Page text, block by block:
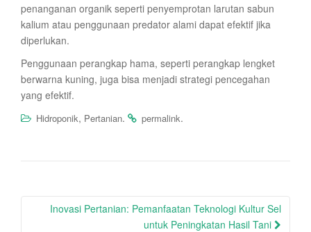
penanganan organik seperti penyemprotan larutan sabun
kalium atau penggunaan predator alami dapat efektif jika
diperlukan.
Penggunaan perangkap hama, seperti perangkap lengket
berwarna kuning, juga bisa menjadi strategi pencegahan
yang efektif.
Hidroponik, Pertanian. permalink.
PostInovasi Pertanian: Pemanfaatan Teknologi Kultur Sel
untuk Peningkatan Hasil Tani